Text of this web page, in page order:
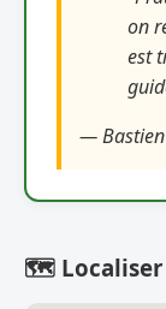
on
est
— Bastien
🗺️ Localiser